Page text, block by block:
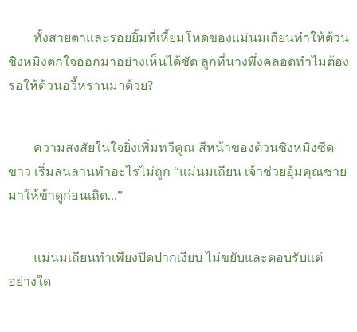
ทั้งสายตาและรอยยิ้มที่เหี้ยมโหดของแม่นมเถียนทำให้ต้วน
ชิงหมิงตกใจออกมาอย่างเห็นได้ชัด ลูกที่นางพึ่งคลอดทำไมต้อง
รอให้ต้วนอวี้หรานมาด้วย?
ความสงสัยในใจยิ่งเพิ่มทวีคูณ สีหน้าของต้วนชิงหมิงซีด
ขาว เริ่มลนลานทำอะไรไม่ถูก “แม่นมเถียน เจ้าช่วยอุ้มคุณชาย
มาให้ข้าดูก่อนเถิด...”
แม่นมเถียนทำเพียงปิดปากเงียบ ไม่ขยับและตอบรับแต่
อย่างใด